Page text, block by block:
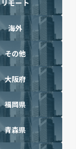
リモート
海外
その他
大阪府
福岡県
青森県